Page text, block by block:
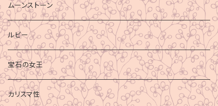
ムーンストーン
ルビー
宝石の女王
カリスマ性